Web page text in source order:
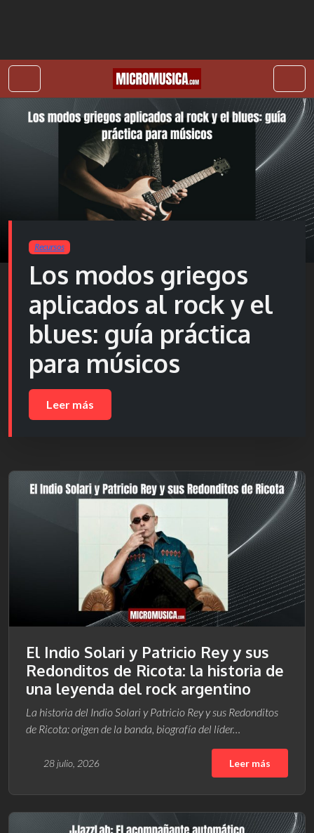
Skip to content
Skip to footer
Recursos
Los modos griegos
aplicados al rock y el
blues: guía práctica
para músicos
Leer más
El Indio Solari y Patricio Rey y sus
Redonditos de Ricota: la historia de
una leyenda del rock argentino
La historia del Indio Solari y Patricio Rey y sus Redonditos
de Ricota: origen de la banda, biografía del líder…
28 julio, 2026 Leer más